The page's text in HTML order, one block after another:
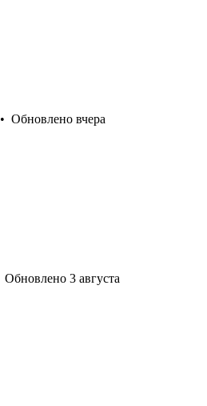
• Обновлено вчера
Обновлено 3 августа